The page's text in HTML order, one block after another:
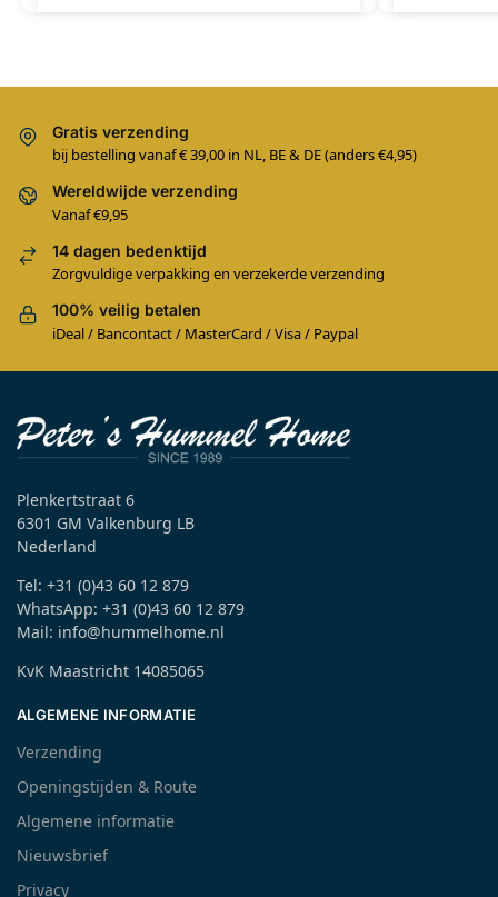
Gratis verzending
bij bestelling vanaf € 39,00 in NL, BE & DE (anders €4,95)
Wereldwijde verzending
Vanaf €9,95
14 dagen bedenktijd
Zorgvuldige verpakking en verzekerde verzending
100% veilig betalen
iDeal / Bancontact / MasterCard / Visa / Paypal
Plenkertstraat 6
6301 GM Valkenburg LB
Nederland
Tel: +31 (0)43 60 12 879
WhatsApp: +31 (0)43 60 12 879
Mail: info@hummelhome.nl
KvK Maastricht 14085065
ALGEMENE INFORMATIE
Verzending
Openingstijden & Route
Algemene informatie
Nieuwsbrief
Privacy